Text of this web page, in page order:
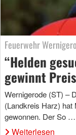
Feuerwehr
“Helden
gewinnt Preis
Wernigerode (ST) –
(Landkreis Harz) hat
gewonnen. Der So …
Weiterlesen